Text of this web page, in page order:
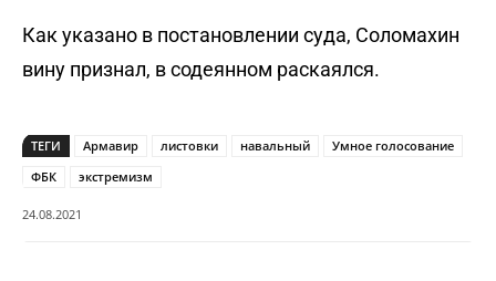
Как указано в постановлении суда, Соломахин
вину признал, в содеянном раскаялся.
ТЕГИ Армавир листовки навальный
Умное голосование
ФБК
экстремизм
24.08.2021